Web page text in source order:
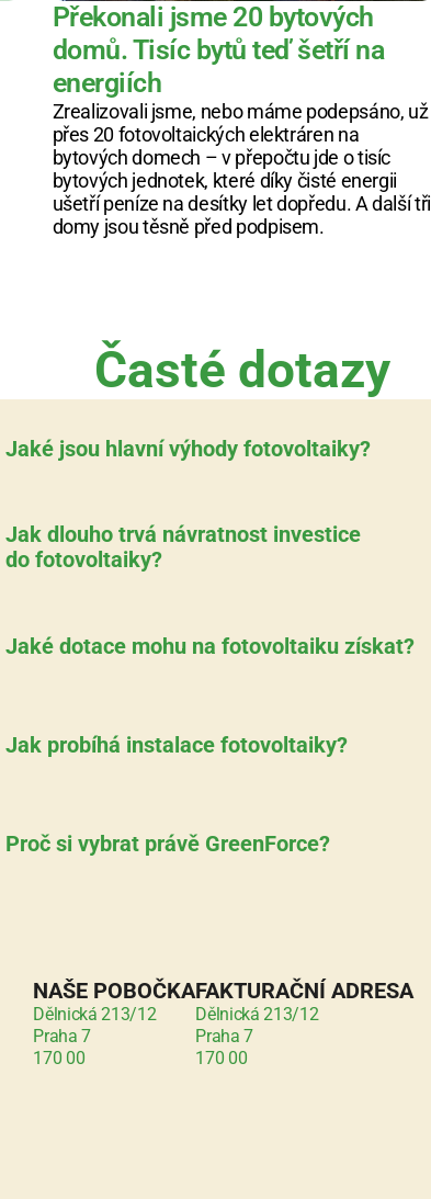
Překonali jsme 20 bytových
domů. Tisíc bytů teď šetří na
energiích
Zrealizovali jsme, nebo máme podepsáno, už
přes 20 fotovoltaických elektráren na
bytových domech – v přepočtu jde o tisíc
bytových jednotek, které díky čisté energii
ušetří peníze na desítky let dopředu. A další tři
domy jsou těsně před podpisem.
Časté dotazy
Jaké jsou hlavní výhody fotovoltaiky?
Jak dlouho trvá návratnost investice
do fotovoltaiky?
Jaké dotace mohu na fotovoltaiku získat?
Jak probíhá instalace fotovoltaiky?
Proč si vybrat právě GreenForce?
NAŠE POBOČKA
Dělnická 213/12
Praha 7
170 00
FAKTURAČNÍ ADRESA
Dělnická 213/12
Praha 7
170 00